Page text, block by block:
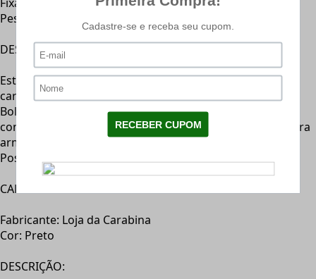
Peso: 100g
DESCRIÇÃO: (Capa p/ Carabinas LC - 52p - Preto)
Esta bolsa serve para todas as marcas e tamanhos de
carabinas, sendo seu comprimento total de 130cm.
Bolsa reforçada com acabamento interno almofadada,
confeccionado com nylon de alta resistência, própria para
armas com luneta.
Possui bolso lateral.
CARACTERÍSTICAS:
Fabricante: Loja da Carabina
Cor: Preto
DESCRIÇÃO: